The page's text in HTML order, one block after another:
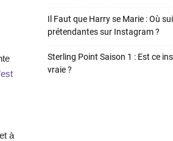
à
Il Faut que Harry se Marie : Où
prétendantes sur Instagram ?
Sterling Point Saison 1 : Est ce
vraie ?